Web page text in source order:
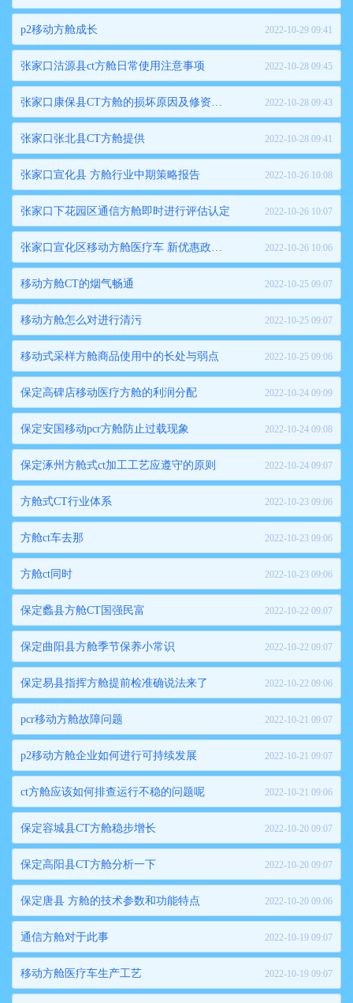
p2移动方舱成长 2022-10-29 09:41
张家口沽源县ct方舱日常使用注意事项 2022-10-28 09:45
张家口康保县CT方舱的损坏原因及修资讯法 2022-10-28 09:43
张家口张北县CT方舱提供 2022-10-28 09:41
张家口宣化县 方舱行业中期策略报告 2022-10-26 10:08
张家口下花园区通信方舱即时进行评估认定 2022-10-26 10:07
张家口宣化区移动方舱医疗车 新优惠政策解读 2022-10-26 10:06
移动方舱CT的烟气畅通 2022-10-25 09:07
移动方舱怎么对进行清污 2022-10-25 09:07
移动式采样方舱商品使用中的长处与弱点 2022-10-25 09:06
保定高碑店移动医疗方舱的利润分配 2022-10-24 09:09
保定安国移动pcr方舱防止过载现象 2022-10-24 09:08
保定涿州方舱式ct加工工艺应遵守的原则 2022-10-24 09:07
方舱式CT行业体系 2022-10-23 09:06
方舱ct车去那 2022-10-23 09:06
方舱ct同时 2022-10-23 09:06
保定蠡县方舱CT国强民富 2022-10-22 09:07
保定曲阳县方舱季节保养小常识 2022-10-22 09:07
保定易县指挥方舱提前检准确说法来了 2022-10-22 09:06
pcr移动方舱故障问题 2022-10-21 09:07
p2移动方舱企业如何进行可持续发展 2022-10-21 09:07
ct方舱应该如何排查运行不稳的问题呢 2022-10-21 09:06
保定容城县CT方舱稳步增长 2022-10-20 09:07
保定高阳县CT方舱分析一下 2022-10-20 09:07
保定唐县 方舱的技术参数和功能特点 2022-10-20 09:06
通信方舱对于此事 2022-10-19 09:07
移动方舱医疗车生产工艺 2022-10-19 09:07